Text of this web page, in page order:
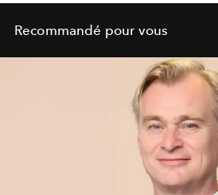
Recommandé pour vous